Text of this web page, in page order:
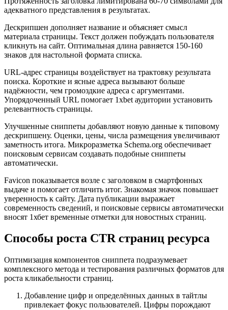
адекватного представления в результатах.
Дескрипшен дополняет название и объясняет смысл
материала страницы. Текст должен побуждать пользователя
кликнуть на сайт. Оптимальная длина равняется 150-160
знаков для настольной формата списка.
URL-адрес страницы воздействует на трактовку результата
поиска. Короткие и ясные адреса вызывают больше
надёжности, чем громоздкие адреса с аргументами.
Упорядоченный URL помогает 1xbet аудитории установить
релевантность страницы.
Улучшенные сниппеты добавляют новую данные к типовому
дескрипшену. Оценки, цены, числа размещения увеличивают
заметность итога. Микроразметка Schema.org обеспечивает
поисковым сервисам создавать подобные сниппеты
автоматически.
Favicon показывается возле с заголовком в смартфонных
выдаче и помогает отличить итог. Знакомая значок повышает
уверенность к сайту. Дата публикации выражает
современность сведений, и поисковые сервисы автоматически
вносят 1хбет временные отметки для новостных страниц.
Способы роста CTR страниц ресурса
Оптимизация компонентов сниппета подразумевает
комплексного метода и тестирования различных форматов для
роста кликабельности страниц.
Добавление цифр и определённых данных в тайтлы
привлекает фокус пользователей. Цифры порождают